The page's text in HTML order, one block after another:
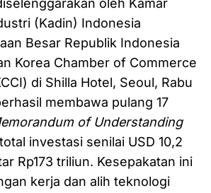
oleh Kamar
(Kadin) Indonesia
Besar Republik Indonesia
Korea Chamber of Commerce
di Shilla Hotel, Seoul, Rabu
membawa pulang 17
of Understanding
investasi senilai USD 10,2
Rp173 triliun. Kesepakatan ini
kerja dan alih teknologi